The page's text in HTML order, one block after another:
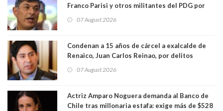
Franco Parisi y otros militantes del PDG por
07 August 2026
Condenan a 15 años de cárcel a exalcalde de
Renaico, Juan Carlos Reinao, por delitos
07 August 2026
Actriz Amparo Noguera demanda al Banco de
Chile tras millonaria estafa: exige más de $528